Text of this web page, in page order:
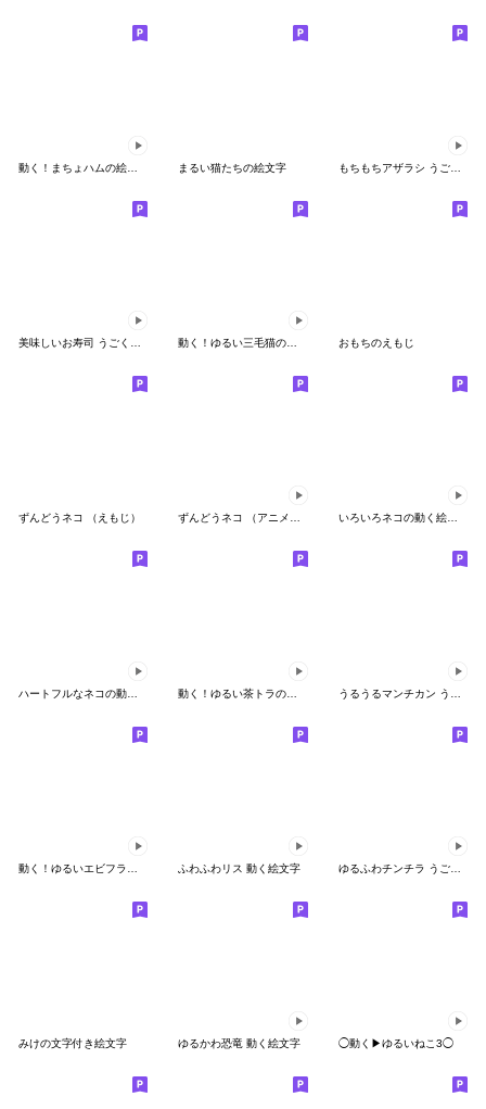
まるい猫たちの絵文字 もちもちアザラシ うごく絵文字
おもちのえもじ
ずんどうネコ （えもじ） ずんどうネコ （アニメえもじ） いろいろネコの動く絵文字
ふわふわリス 動く絵文字 ゆるふわチンチラ うごく絵文字
みけの文字付き絵文字 ゆるかわ恐竜 動く絵文字 ◯動く▶ゆるいねこ3◯